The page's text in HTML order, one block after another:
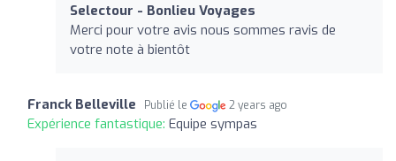
Selectour - Bonlieu Voyages
Merci pour votre avis nous sommes ravis de
votre note à bientôt
Franck Belleville Publié le 2 years ago
Expérience fantastique: Equipe sympas